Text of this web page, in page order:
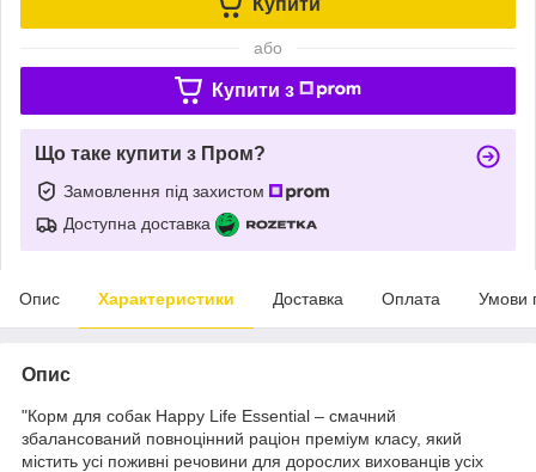
або
Купити з
Що таке купити з Пром?
Замовлення під захистом
Доступна доставка
Опис Характеристики Доставка Оплата Умови
Опис
"Корм для собак Happy Life Essential – смачний
збалансований повноцінний раціон преміум класу, який
містить усі поживні речовини для дорослих вихованців усіх